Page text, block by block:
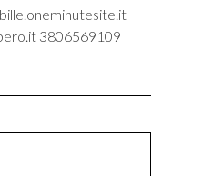
3806569109